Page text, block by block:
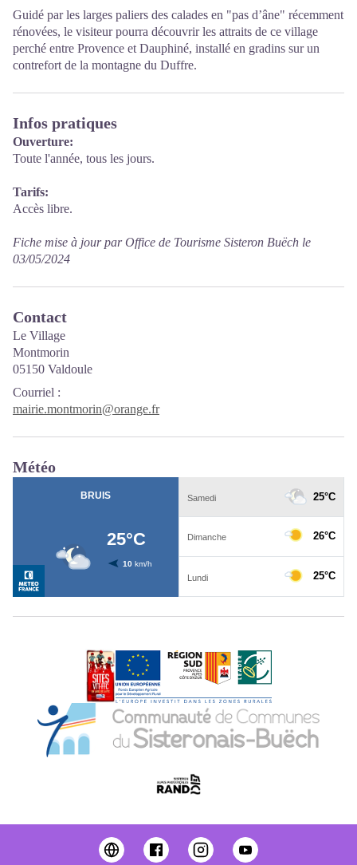
Guidé par les larges paliers des calades en "pas d’âne" récemment
rénovées, le visiteur pourra découvrir les attraits de ce village
perché entre Provence et Dauphiné, installé en gradins sur un
contrefort de la montagne du Duffre.
Infos pratiques
Ouverture:
Toute l'année, tous les jours.
Tarifs:
Accès libre.
Fiche mise à jour par Office de Tourisme Sisteron Buëch le
03/05/2024
Contact
Le Village
Montmorin
05150 Valdoule
Courriel :
mairie.montmorin@orange.fr
Météo